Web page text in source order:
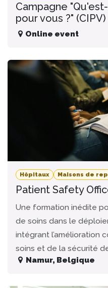
Campagne
pour vous ?"
Online event
Hôpitaux Maisons de
Patient Safety
Une formation inédite
de soins dans le
intégrant l’amélioration
soins et de la sécurité
Namur, Belgique